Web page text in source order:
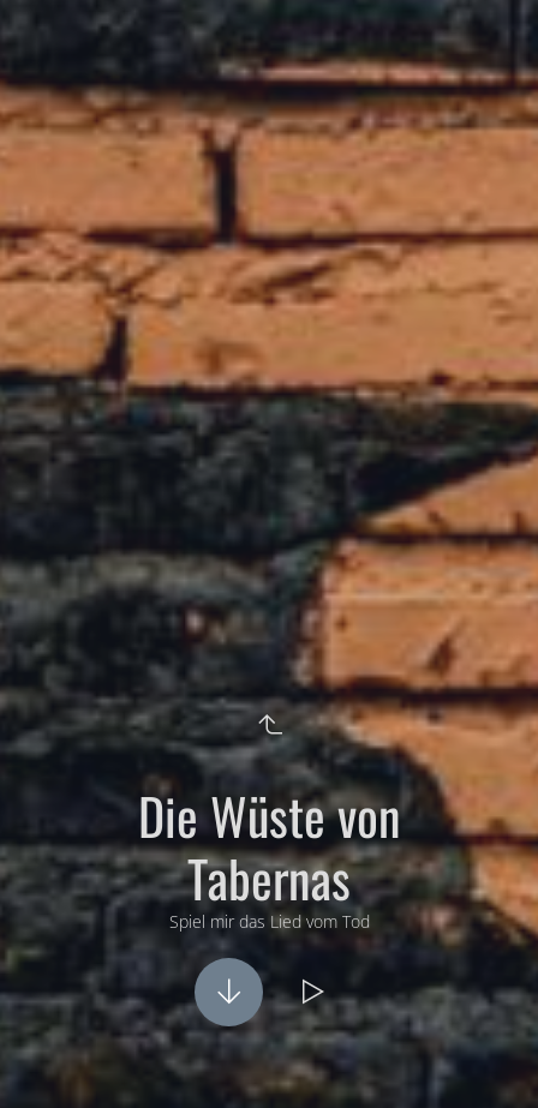
Die Wüste von
Tabernas
Spiel mir das Lied vom Tod